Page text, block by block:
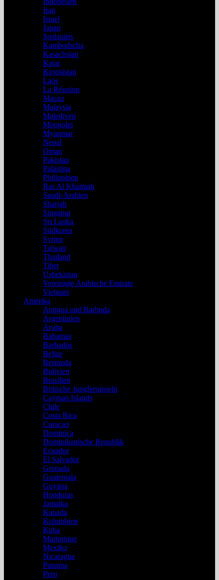
Iran
Israel
Japan
Jordanien
Kambodscha
Kasachstan
Katar
Kirgisistan
Laos
La Réunion
Macau
Malaysia
Malediven
Mongolei
Myanmar
Nepal
Oman
Pakistan
Palästina
Philippinen
Ras Al Khaimah
Saudi-Arabien
Sharjah
Singapur
Sri Lanka
Südkorea
Syrien
Taiwan
Thailand
Tibet
Usbekistan
Vereinigte Arabische Emirate
Vietnam
Amerika
Antigua und Barbuda
Argentinien
Aruba
Bahamas
Barbados
Belize
Bermuda
Bolivien
Brasilien
Britische Jungferninseln
Cayman Islands
Chile
Costa Rica
Curacao
Dominica
Dominikanische Republik
Ecuador
El Salvador
Grenada
Guatemala
Guyana
Honduras
Jamaika
Kanada
Kolumbien
Kuba
Martinique
Mexiko
Nicaragua
Panama
Peru